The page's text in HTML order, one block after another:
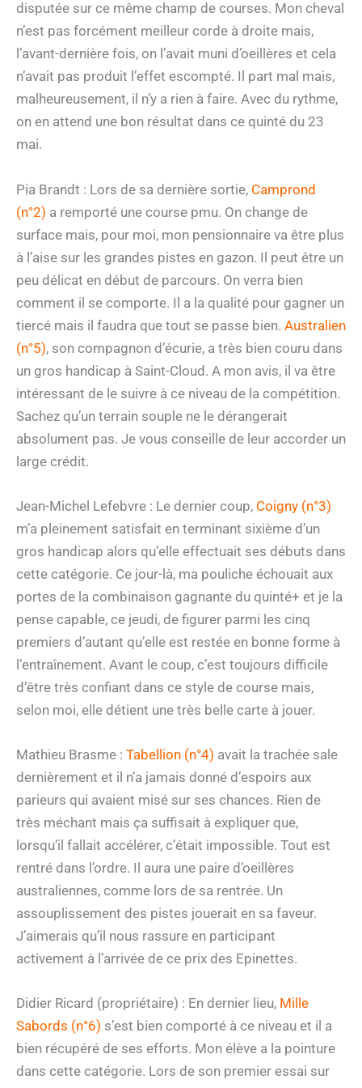
disputée sur ce même champ de courses. Mon cheval
n’est pas forcément meilleur corde à droite mais,
l’avant-dernière fois, on l’avait muni d’oeillères et cela
n’avait pas produit l’effet escompté. Il part mal mais,
malheureusement, il n’y a rien à faire. Avec du rythme,
on en attend une bon résultat dans ce quinté du 23
mai.
Pia Brandt : Lors de sa dernière sortie, Camprond
(n°2) a remporté une course pmu. On change de
surface mais, pour moi, mon pensionnaire va être plus
à l’aise sur les grandes pistes en gazon. Il peut être un
peu délicat en début de parcours. On verra bien
comment il se comporte. Il a la qualité pour gagner un
tiercé mais il faudra que tout se passe bien. Australien
(n°5), son compagnon d’écurie, a très bien couru dans
un gros handicap à Saint-Cloud. A mon avis, il va être
intéressant de le suivre à ce niveau de la compétition.
Sachez qu’un terrain souple ne le dérangerait
absolument pas. Je vous conseille de leur accorder un
large crédit.
Jean-Michel Lefebvre : Le dernier coup, Coigny (n°3)
m’a pleinement satisfait en terminant sixième d’un
gros handicap alors qu’elle effectuait ses débuts dans
cette catégorie. Ce jour-là, ma pouliche échouait aux
portes de la combinaison gagnante du quinté+ et je la
pense capable, ce jeudi, de figurer parmi les cinq
premiers d’autant qu’elle est restée en bonne forme à
l’entraînement. Avant le coup, c’est toujours difficile
d’être très confiant dans ce style de course mais,
selon moi, elle détient une très belle carte à jouer.
Mathieu Brasme : Tabellion (n°4) avait la trachée sale
dernièrement et il n’a jamais donné d’espoirs aux
parieurs qui avaient misé sur ses chances. Rien de
très méchant mais ça suffisait à expliquer que,
lorsqu’il fallait accélérer, c’était impossible. Tout est
rentré dans l’ordre. Il aura une paire d’oeillères
australiennes, comme lors de sa rentrée. Un
assouplissement des pistes jouerait en sa faveur.
J’aimerais qu’il nous rassure en participant
activement à l’arrivée de ce prix des Epinettes.
Didier Ricard (propriétaire) : En dernier lieu, Mille
Sabords (n°6) s’est bien comporté à ce niveau et il a
bien récupéré de ses efforts. Mon élève a la pointure
dans cette catégorie. Lors de son premier essai sur